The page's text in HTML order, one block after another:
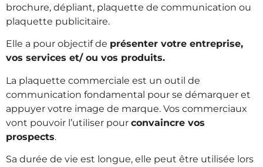
brochure, dépliant, plaquette de communication ou
plaquette publicitaire.
Elle a pour objectif de présenter votre entreprise,
vos services et/ ou vos produits.
La plaquette commerciale est un outil de
communication fondamental pour se démarquer et
appuyer votre image de marque. Vos commerciaux
vont pouvoir l’utiliser pour convaincre vos
prospects.
Sa durée de vie est longue, elle peut être utilisée lors